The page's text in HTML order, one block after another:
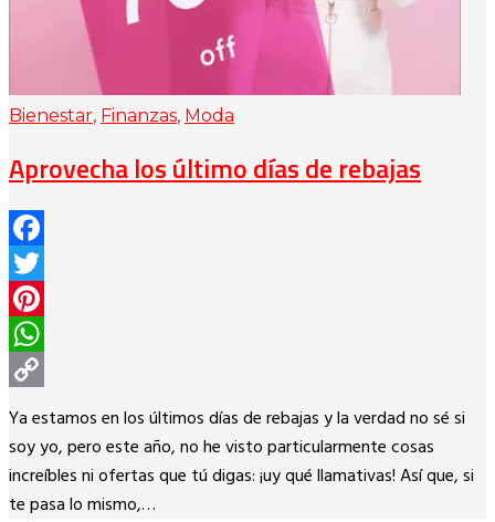
Bienestar, Finanzas, Moda
Aprovecha los último días de rebajas
Facebook
Twitter
Pinterest
WhatsApp
Copy
Link
Ya estamos en los últimos días de rebajas y la verdad no sé si
soy yo, pero este año, no he visto particularmente cosas
increíbles ni ofertas que tú digas: ¡uy qué llamativas! Así que, si
te pasa lo mismo,…